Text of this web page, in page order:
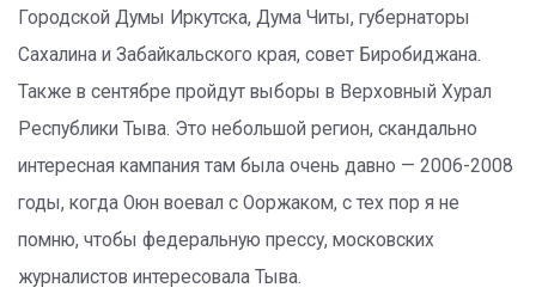
Городской Думы Иркутска, Дума Читы, губернаторы
Сахалина и Забайкальского края, совет Биробиджана.
Также в сентябре пройдут выборы в Верховный Хурал
Республики Тыва. Это небольшой регион, скандально
интересная кампания там была очень давно — 2006-2008
годы, когда Оюн воевал с Ооржаком, с тех пор я не
помню, чтобы федеральную прессу, московских
журналистов интересовала Тыва.